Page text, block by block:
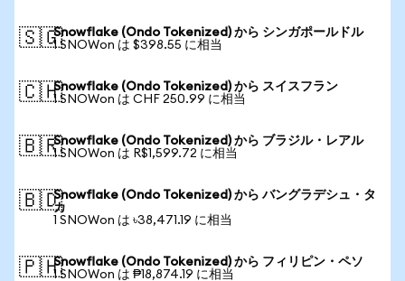
🇸🇬Snowflake (Ondo Tokenized) から シンガポールドル
1 SNOWon は $398.55 に相当
🇨🇭Snowflake (Ondo Tokenized) から スイスフラン
1 SNOWon は CHF 250.99 に相当
🇧🇷Snowflake (Ondo Tokenized) から ブラジル・レアル
1 SNOWon は R$1,599.72 に相当
🇧🇩Snowflake (Ondo Tokenized) から バングラデシュ・タ
カ
1 SNOWon は ৳38,471.19 に相当
🇵🇭Snowflake (Ondo Tokenized) から フィリピン・ペソ
1 SNOWon は ₱18,874.19 に相当